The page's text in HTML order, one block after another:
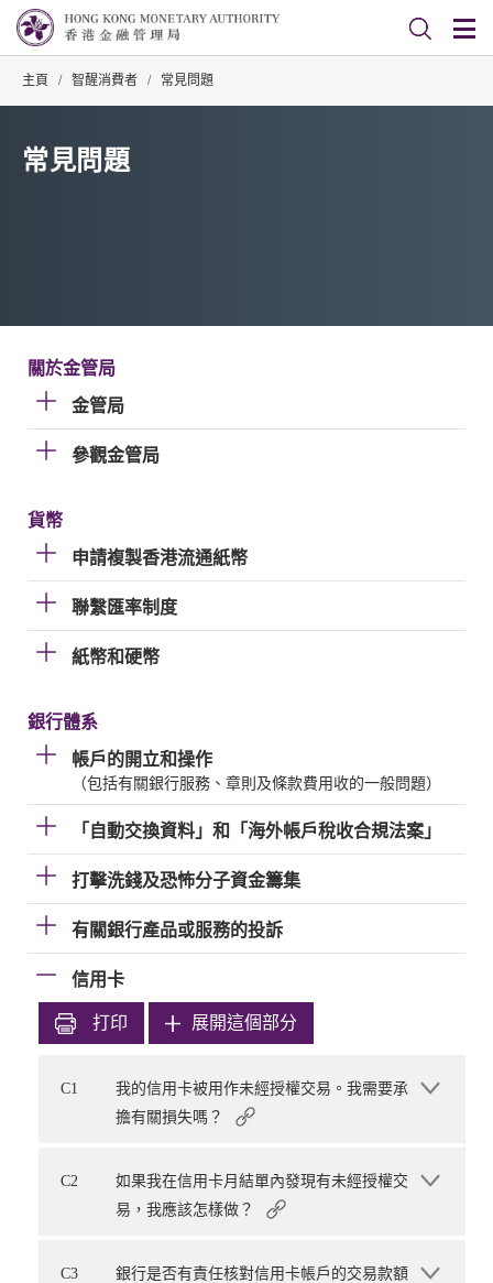
主頁 / 智醒消費者 / 常見問題
常見問題
關於金管局
金管局
參觀金管局
貨幣
申請複製香港流通紙幣
聯繫匯率制度
紙幣和硬幣
銀行體系
帳戶的開立和操作
（包括有關銀行服務、章則及條款費用收的一般問題）
「自動交換資料」和「海外帳戶稅收合規法案」
打擊洗錢及恐怖分子資金籌集
有關銀行產品或服務的投訴
信用卡
打印 展開這個部分
C1
我的信用卡被用作未經授權交易。我需要承
擔有關損失嗎？
C2
如果我在信用卡月結單內發現有未經授權交
易，我應該怎樣做？
C3
銀行是否有責任核對信用卡帳戶的交易款額